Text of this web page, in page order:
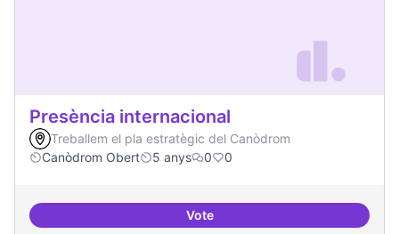
Presència internacional
Treballem el pla estratègic del Canòdrom
Canòdrom Obert
5 anys 0 0
VotePresència internacional